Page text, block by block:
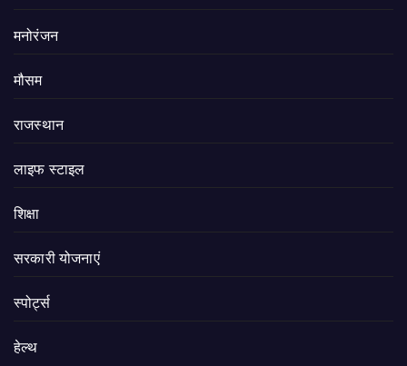
मनोरंजन
मौसम
राजस्थान
लाइफ स्टाइल
शिक्षा
सरकारी योजनाएं
स्पोर्ट्स
हेल्थ